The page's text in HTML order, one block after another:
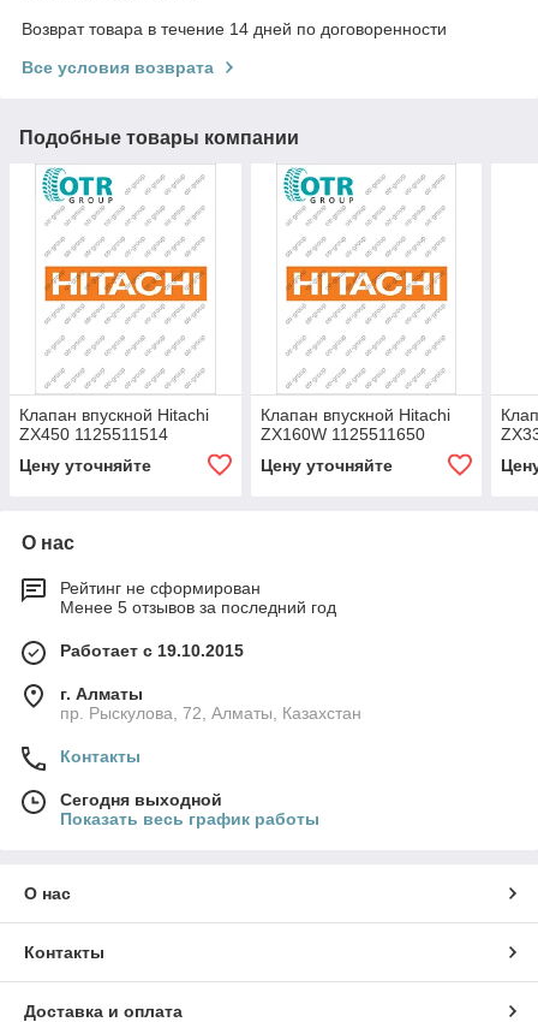
Возврат товара в течение 14 дней по договоренности
Все условия возврата
Подобные товары компании
Клапан впускной Hitachi
ZX450 1125511514
Цену уточняйте
Клапан впускной Hitachi
ZX160W 1125511650
Цену уточняйте
О нас
Рейтинг не сформирован
Менее 5 отзывов за последний год
Работает с 19.10.2015
г. Алматы
пр. Рыскулова, 72, Алматы, Казахстан
Контакты
Сегодня выходной
Показать весь график работы
О нас
Контакты
Доставка и оплата